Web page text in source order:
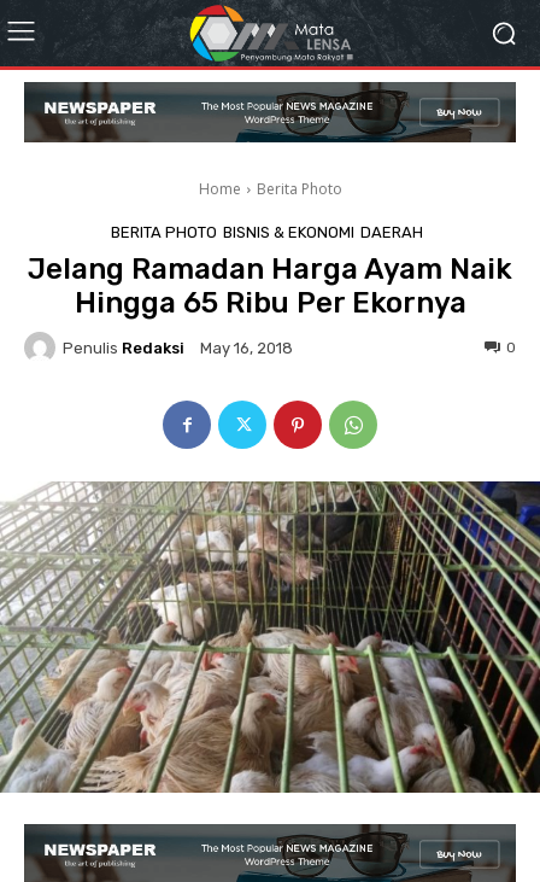
Home Berita Photo
BERITA PHOTO BISNIS & EKONOMI DAERAH
Jelang Ramadan Harga Ayam Naik
Hingga 65 Ribu Per Ekornya
Penulis Redaksi May 16, 2018 0